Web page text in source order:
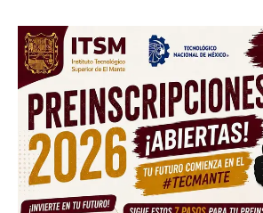
Sing up for our
to stay in the loop.